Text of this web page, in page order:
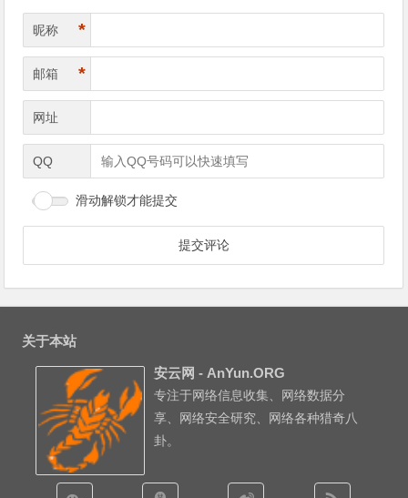
昵称 *
邮箱 *
网址
QQ
滑动解锁才能提交
关于本站
安云网 - AnYun.ORG
专注于网络信息收集、网络数据分
享、网络安全研究、网络各种猎奇八
卦。